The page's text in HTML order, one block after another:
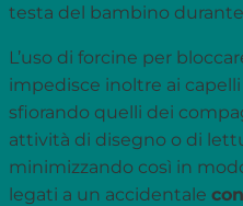
testa del bambino
L’uso di forcine per
impedisce inoltre ai
sfiorando quelli dei
attività di disegno o di
minimizzando così in
legati a un accidentale